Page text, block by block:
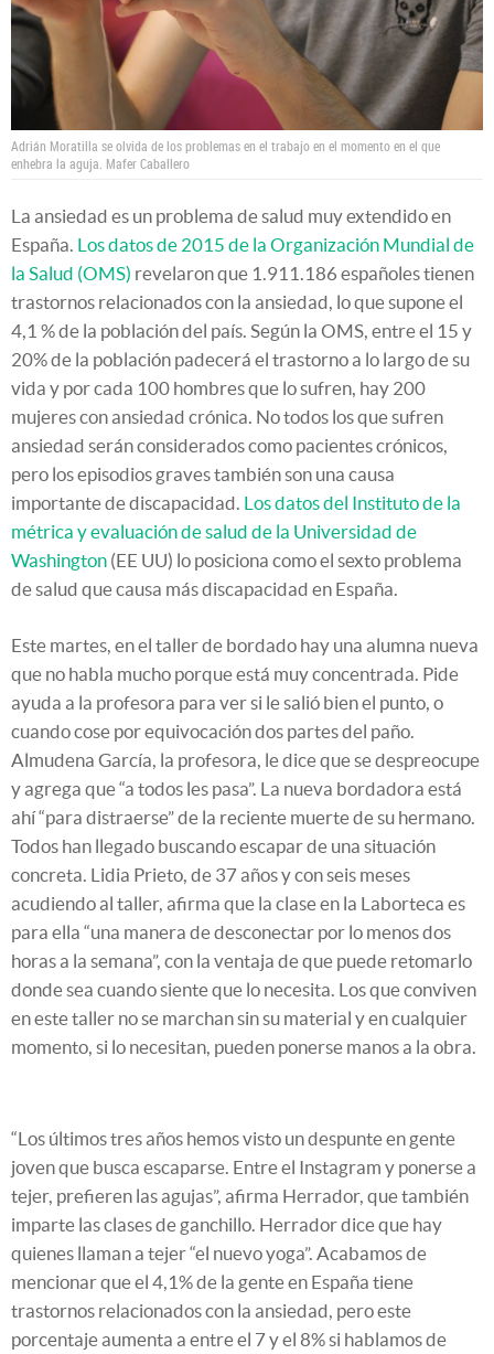
Adrián Moratilla se olvida de los problemas en el trabajo en el momento en el que
enhebra la aguja. Mafer Caballero
La ansiedad es un problema de salud muy extendido en
España. Los datos de 2015 de la Organización Mundial de
la Salud (OMS) revelaron que 1.911.186 españoles tienen
trastornos relacionados con la ansiedad, lo que supone el
4,1 % de la población del país. Según la OMS, entre el 15 y
20% de la población padecerá el trastorno a lo largo de su
vida y por cada 100 hombres que lo sufren, hay 200
mujeres con ansiedad crónica. No todos los que sufren
ansiedad serán considerados como pacientes crónicos,
pero los episodios graves también son una causa
importante de discapacidad. Los datos del Instituto de la
métrica y evaluación de salud de la Universidad de
Washington (EE UU) lo posiciona como el sexto problema
de salud que causa más discapacidad en España.
Este martes, en el taller de bordado hay una alumna nueva
que no habla mucho porque está muy concentrada. Pide
ayuda a la profesora para ver si le salió bien el punto, o
cuando cose por equivocación dos partes del paño.
Almudena García, la profesora, le dice que se despreocupe
y agrega que “a todos les pasa”. La nueva bordadora está
ahí “para distraerse” de la reciente muerte de su hermano.
Todos han llegado buscando escapar de una situación
concreta. Lidia Prieto, de 37 años y con seis meses
acudiendo al taller, afirma que la clase en la Laborteca es
para ella “una manera de desconectar por lo menos dos
horas a la semana”, con la ventaja de que puede retomarlo
donde sea cuando siente que lo necesita. Los que conviven
en este taller no se marchan sin su material y en cualquier
momento, si lo necesitan, pueden ponerse manos a la obra.
“Los últimos tres años hemos visto un despunte en gente
joven que busca escaparse. Entre el Instagram y ponerse a
tejer, prefieren las agujas”, afirma Herrador, que también
imparte las clases de ganchillo. Herrador dice que hay
quienes llaman a tejer “el nuevo yoga”. Acabamos de
mencionar que el 4,1% de la gente en España tiene
trastornos relacionados con la ansiedad, pero este
porcentaje aumenta a entre el 7 y el 8% si hablamos de